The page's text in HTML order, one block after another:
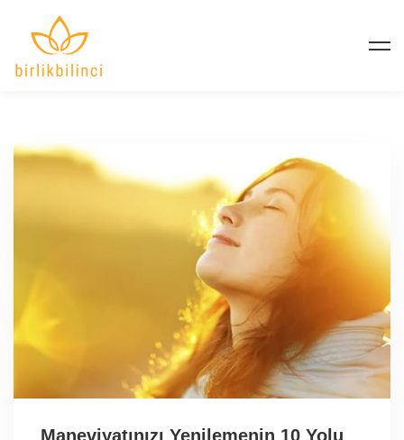
Maneviyatınızı Yenilemenin 10 Yolu